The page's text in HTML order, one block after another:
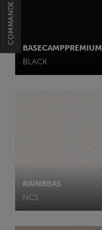
BASECAMPPREMIUM
BLACK
RAINBBAS
NCS